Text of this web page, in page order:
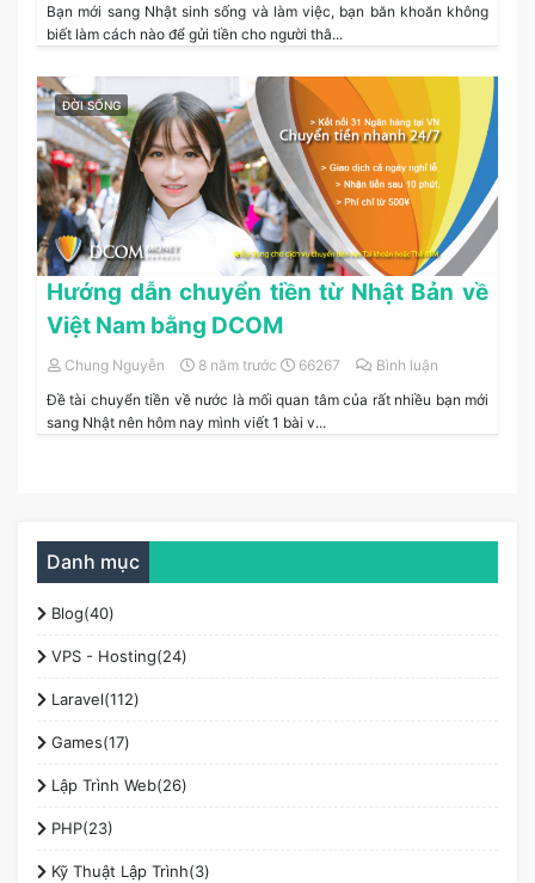
Bạn mới sang Nhật sinh sống và làm việc, bạn băn khoăn không
biết làm cách nào để gửi tiền cho người thâ...
ĐỜI SỐNG
Hướng dẫn chuyển tiền từ Nhật Bản về
Việt Nam bằng DCOM
Chung Nguyễn 8 năm trước 66267
Bình luận
Đề tài chuyển tiền về nước là mối quan tâm của rất nhiều bạn mới
sang Nhật nên hôm nay mình viết 1 bài v...
Danh mục
Blog(40)
VPS - Hosting(24)
Laravel(112)
Games(17)
Lập Trình Web(26)
PHP(23)
Kỹ Thuật Lập Trình(3)